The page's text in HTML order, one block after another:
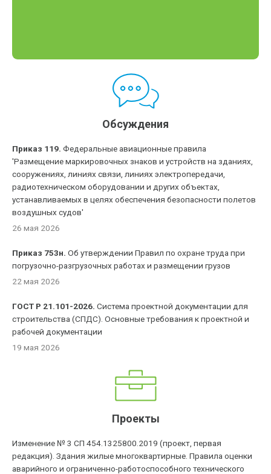
Обсуждения
Приказ 119. Федеральные авиационные правила
'Размещение маркировочных знаков и устройств на зданиях,
сооружениях, линиях связи, линиях электропередачи,
радиотехническом оборудовании и других объектах,
устанавливаемых в целях обеспечения безопасности полетов
воздушных судов'
26 мая 2026
Приказ 753н. Об утверждении Правил по охране труда при
погрузочно-разгрузочных работах и размещении грузов
22 мая 2026
ГОСТ Р 21.101-2026. Система проектной документации для
строительства (СПДС). Основные требования к проектной и
рабочей документации
19 мая 2026
Проекты
Изменение № 3 СП 454.1325800.2019 (проект, первая
редакция). Здания жилые многоквартирные. Правила оценки
аварийного и ограниченно-работоспособного технического